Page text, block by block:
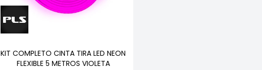
KIT COMPLETO CINTA TIRA LED NEON
FLEXIBLE 5 METROS VIOLETA